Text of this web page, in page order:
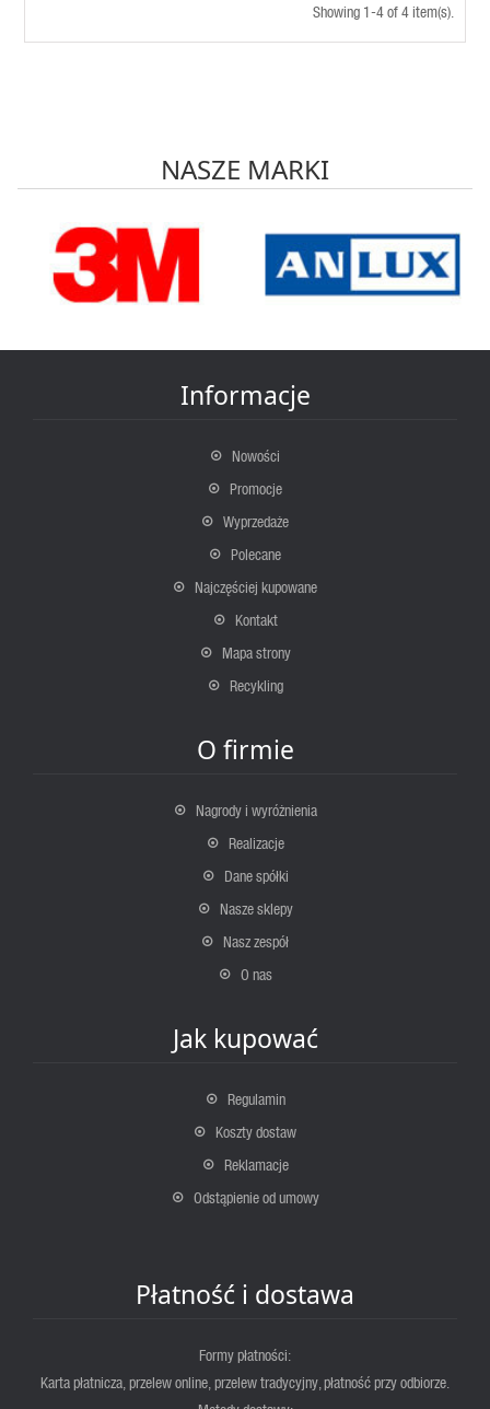
Showing 1-4 of 4 item(s).
NASZE MARKI
Informacje
Nowości
Promocje
Wyprzedaże
Polecane
Najczęściej kupowane
Kontakt
Mapa strony
Recykling
O firmie
Nagrody i wyróżnienia
Realizacje
Dane spółki
Nasze sklepy
Nasz zespół
O nas
Jak kupować
Regulamin
Koszty dostaw
Reklamacje
Odstąpienie od umowy
Płatność i dostawa
Formy płatności:
Karta płatnicza, przelew online, przelew tradycyjny, płatność przy odbiorze.